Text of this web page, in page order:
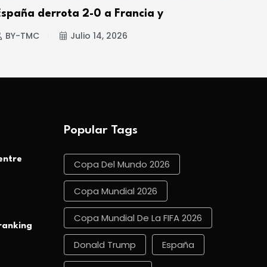
derrota 2-0 a Francia y
BY-TMC Julio 14, 2026
Popular Tags
Copa Del Mundo 2026
Copa Mundial 2026
Copa Mundial De La FIFA 2026
Donald Trump España